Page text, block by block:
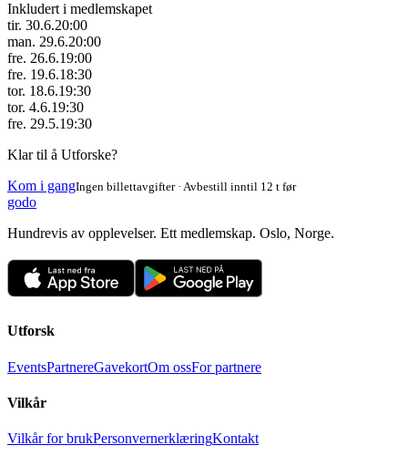
Inkludert i medlemskapet
tir. 30.6.20:00
man. 29.6.20:00
fre. 26.6.19:00
fre. 19.6.18:30
tor. 18.6.19:30
tor. 4.6.19:30
fre. 29.5.19:30
Klar til å Utforske?
Kom i gangIngen billettavgifter · Avbestill inntil 12 t før
godo
Hundrevis av opplevelser. Ett medlemskap. Oslo, Norge.
Utforsk
EventsPartnereGavekortOm ossFor partnere
Vilkår
Vilkår for brukPersonvernerklæringKontakt